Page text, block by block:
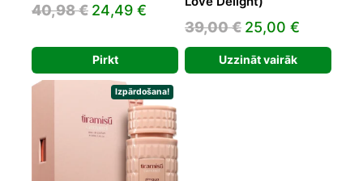
40,98€ Original
was:
40,98 €.
24,49 € Current
24,49 €.
Pirkt
39,00€ Original
price
was:
25,00 €
price
is:
Uzzināt vairāk
Izpārdošana!